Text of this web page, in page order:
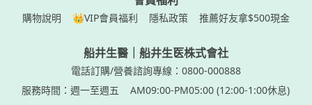
購物說明 👑VIP會員福利 隱私政策 推薦好友拿$500現金
船井生醫｜船井生医株式會社
電話訂購/營養諮詢專線：0800-000888
服務時間：週一至週五
AM09:00-PM05:00 (12:00-1:00休息)